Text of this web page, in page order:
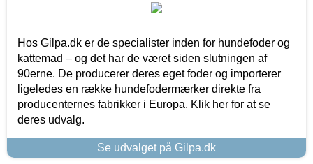
Hos Gilpa.dk er de specialister inden for hundefoder og
kattemad – og det har de været siden slutningen af
90erne. De producerer deres eget foder og importerer
ligeledes en række hundefodermærker direkte fra
producenternes fabrikker i Europa. Klik her for at se
deres udvalg.
Se udvalget på Gilpa.dk